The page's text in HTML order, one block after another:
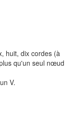
huit, dix cordes (à
qu'un seul nœud
V.